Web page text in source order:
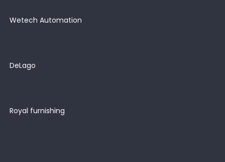
Wetech Automation
DeLago
Royal furnishing